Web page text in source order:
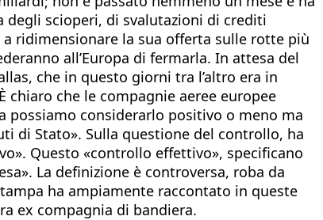
scioperi, di svalutazioni di crediti
ridimensionare la sua offerta sulle rotte più
all’Europa di fermarla. In attesa del
che in questo giorni tra l’altro era in
che le compagnie aeree europee
considerarlo positivo o meno ma
di Stato». Sulla questione del controllo, ha
Questo «controllo effettivo», specificano
La definizione è controversa, roba da
ha ampiamente raccontato in queste
ex compagnia di bandiera.